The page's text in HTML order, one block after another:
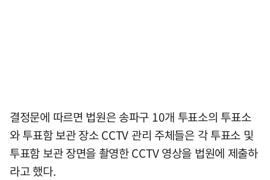
결정문에 따르면 법원은 송파구 10개 투표소의 투표소
와 투표함 보관 장소 CCTV 관리 주체들은 각 투표소 및
투표함 보관 장면을 촬영한 CCTV 영상을 법원에 제출하
라고 했다.